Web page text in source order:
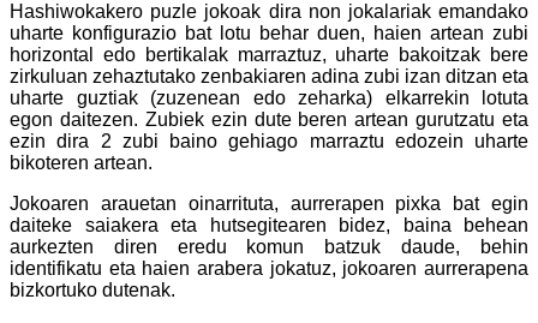
Hashiwokakero puzle jokoak dira non jokalariak emandako
uharte konfigurazio bat lotu behar duen, haien artean zubi
horizontal edo bertikalak marraztuz, uharte bakoitzak bere
zirkuluan zehaztutako zenbakiaren adina zubi izan ditzan eta
uharte guztiak (zuzenean edo zeharka) elkarrekin lotuta
egon daitezen. Zubiek ezin dute beren artean gurutzatu eta
ezin dira 2 zubi baino gehiago marraztu edozein uharte
bikoteren artean.
Jokoaren arauetan oinarrituta, aurrerapen pixka bat egin
daiteke saiakera eta hutsegitearen bidez, baina behean
aurkezten diren eredu komun batzuk daude, behin
identifikatu eta haien arabera jokatuz, jokoaren aurrerapena
bizkortuko dutenak.